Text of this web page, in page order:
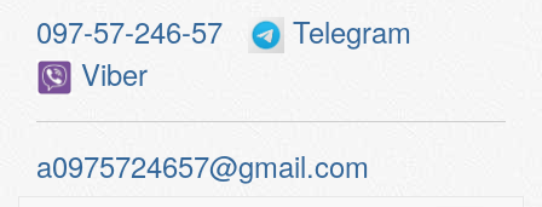
097-57-246-57
Telegram
Viber
a0975724657@gmail.com